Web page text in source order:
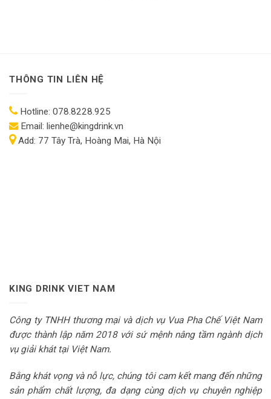
THÔNG TIN LIÊN HỆ
Hotline: 078.8228.925
Email: lienhe@kingdrink.vn
Add: 77 Tây Trà, Hoàng Mai, Hà Nội
KING DRINK VIET NAM
Công ty TNHH thương mại và dịch vụ Vua Pha Chế Việt Nam
được thành lập năm 2018 với sứ mệnh nâng tầm ngành dịch
vụ giải khát tại Việt Nam.
Bằng khát vọng và nỗ lực, chúng tôi cam kết mang đến những
sản phẩm chất lượng, đa dạng cùng dịch vụ chuyên nghiệp